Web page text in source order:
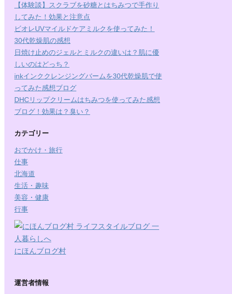
【体験談】スクラブを砂糖とはちみつで手作り
してみた！効果と注意点
ビオレUVマイルドケアミルクを使ってみた！
30代乾燥肌の感想
日焼け止めのジェルとミルクの違いは？肌に優
しいのはどっち？
inkインククレンジングバームを30代乾燥肌で使
ってみた感想ブログ
DHCリップクリームはちみつを使ってみた感想
ブログ！効果は？臭い？
カテゴリー
おでかけ・旅行
仕事
北海道
生活・趣味
美容・健康
行事
にほんブログ村
運営者情報